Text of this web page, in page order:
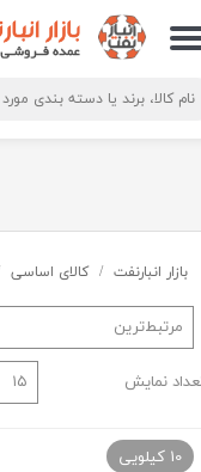
حساب کاربری من
تغییر گذر واژه
بازار انبارنفت کالای اساسی
مرتبط‌ترین
نمایش ۱۵
10 کیلویی